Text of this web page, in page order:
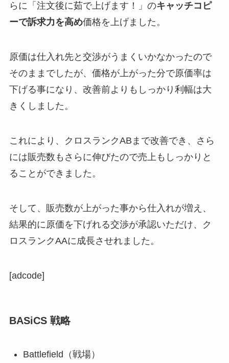
らに「注文後に茹で上げます！」のキャッチコピ
ーで訴求力を高め価格を上げました。
原価は仕入れ先と交渉がうまくいかなかったので
そのままでしたが、価格が上がった分で原価率は
下げる事になり、改善前よりもしっかり利幅は大
きくしました。
これにより、クロスランクABまで改善でき、さら
には販売数もさらに伸びたので売上もしっかりと
ることができました。
そして、販売数が上がった事から仕入れが増え、
結果的に原価を下げれる交渉が承認いただけ、ク
ロスランクAAに成長させれました。
[adcode]
BASiCS 戦略
Battlefield（戦場）